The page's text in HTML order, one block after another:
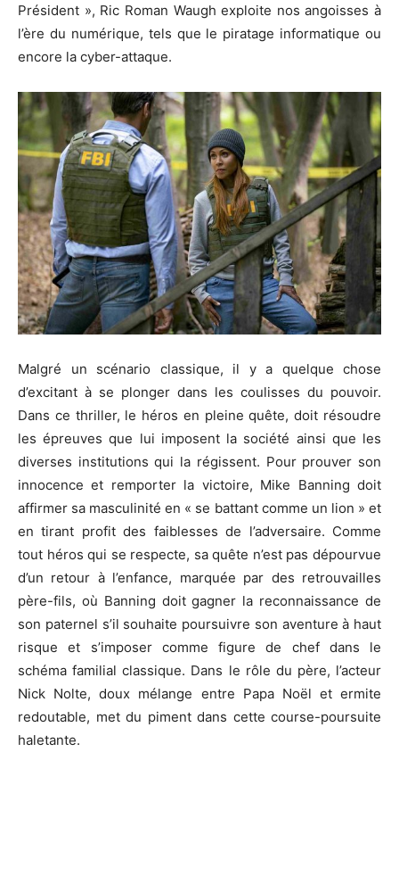
Président », Ric Roman Waugh exploite nos angoisses à
l’ère du numérique, tels que le piratage informatique ou
encore la cyber-attaque.
Malgré un scénario classique, il y a quelque chose
d’excitant à se plonger dans les coulisses du pouvoir.
Dans ce thriller, le héros en pleine quête, doit résoudre
les épreuves que lui imposent la société ainsi que les
diverses institutions qui la régissent. Pour prouver son
innocence et remporter la victoire, Mike Banning doit
affirmer sa masculinité en « se battant comme un lion » et
en tirant profit des faiblesses de l’adversaire. Comme
tout héros qui se respecte, sa quête n’est pas dépourvue
d’un retour à l’enfance, marquée par des retrouvailles
père-fils, où Banning doit gagner la reconnaissance de
son paternel s’il souhaite poursuivre son aventure à haut
risque et s’imposer comme figure de chef dans le
schéma familial classique. Dans le rôle du père, l’acteur
Nick Nolte, doux mélange entre Papa Noël et ermite
redoutable, met du piment dans cette course-poursuite
haletante.